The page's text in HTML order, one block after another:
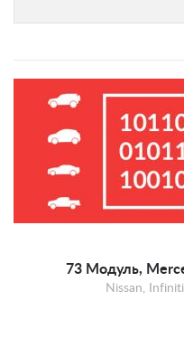
Lexus
Lifan
Mercedes-Benz
Mini
Opel
Porsche
73 Модуль,
Nissan,